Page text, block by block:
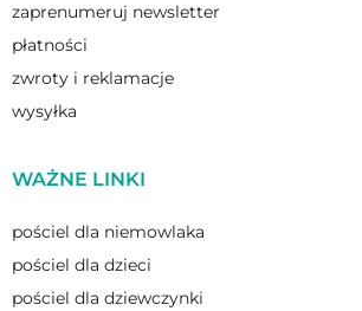
zaprenumeruj newsletter
płatności
zwroty i reklamacje
wysyłka
WAŻNE LINKI
pościel dla niemowlaka
pościel dla dzieci
pościel dla dziewczynki